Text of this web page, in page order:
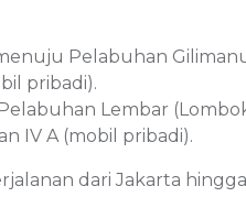
Pelabuhan
pribadi).
Lembar
IV A (mobil pribadi).
dari Jakarta hingga